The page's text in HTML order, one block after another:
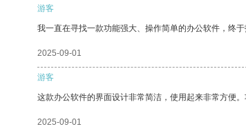
游客
我一直在寻找一款功能强大、操作简单的办公软件，终
2025-09-01
游客
这款办公软件的界面设计非常简洁，使用起来非常方便。
2025-09-01